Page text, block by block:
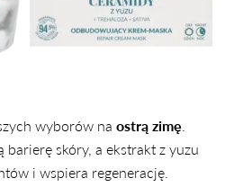
wyborów na ostrą zimę
skóry, a ekstrakt z yuzu
i wspiera regenerację.